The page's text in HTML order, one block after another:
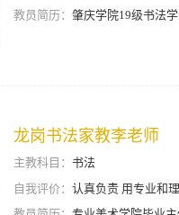
教员简历： 肇庆学院19级书法
龙岗书法家教李老师
主教科目： 书法
自我评价： 认真负责 用专业和